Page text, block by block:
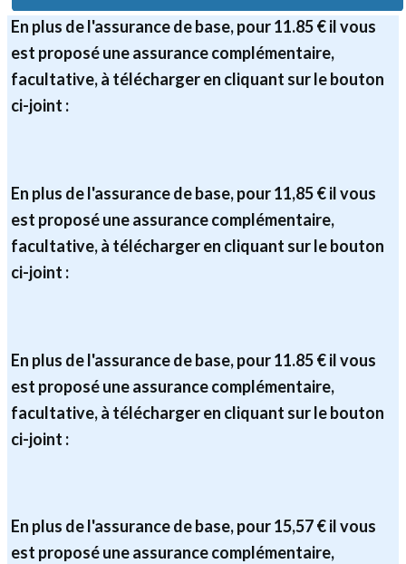
En plus de l'assurance de base, pour 11.85 € il vous
est proposé une assurance complémentaire,
facultative, à télécharger en cliquant sur le bouton
ci-joint :
En plus de l'assurance de base, pour 11,85 € il vous
est proposé une assurance complémentaire,
facultative, à télécharger en cliquant sur le bouton
ci-joint :
En plus de l'assurance de base, pour 11.85 € il vous
est proposé une assurance complémentaire,
facultative, à télécharger en cliquant sur le bouton
ci-joint :
En plus de l'assurance de base, pour 15,57 € il vous
est proposé une assurance complémentaire,